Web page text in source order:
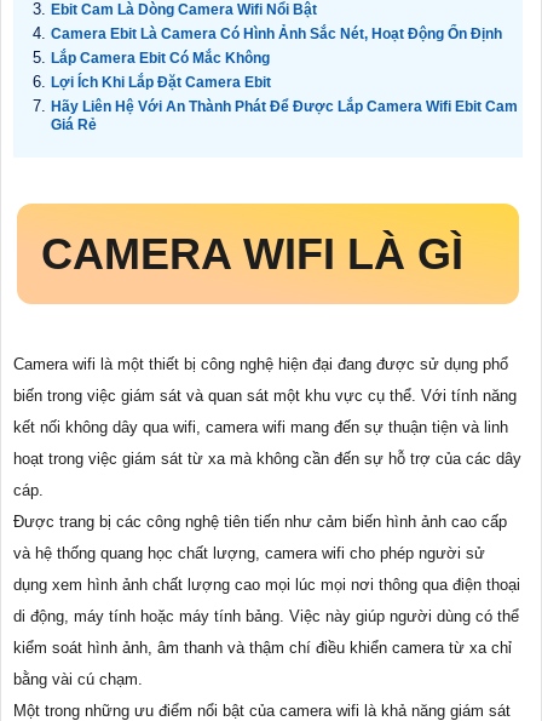
Ebit Cam Là Dòng Camera Wifi Nổi Bật
Camera Ebit Là Camera Có Hình Ảnh Sắc Nét, Hoạt Động Ổn Định
Lắp Camera Ebit Có Mắc Không
Lợi Ích Khi Lắp Đặt Camera Ebit
Hãy Liên Hệ Với An Thành Phát Để Được Lắp Camera Wifi Ebit Cam
Giá Rẻ
CAMERA WIFI LÀ GÌ
Camera wifi là một thiết bị công nghệ hiện đại đang được sử dụng phổ
biến trong việc giám sát và quan sát một khu vực cụ thể. Với tính năng
kết nối không dây qua wifi, camera wifi mang đến sự thuận tiện và linh
hoạt trong việc giám sát từ xa mà không cần đến sự hỗ trợ của các dây
cáp.
Được trang bị các công nghệ tiên tiến như cảm biến hình ảnh cao cấp
và hệ thống quang học chất lượng, camera wifi cho phép người sử
dụng xem hình ảnh chất lượng cao mọi lúc mọi nơi thông qua điện thoại
di động, máy tính hoặc máy tính bảng. Việc này giúp người dùng có thể
kiểm soát hình ảnh, âm thanh và thậm chí điều khiển camera từ xa chỉ
bằng vài cú chạm.
Một trong những ưu điểm nổi bật của camera wifi là khả năng giám sát